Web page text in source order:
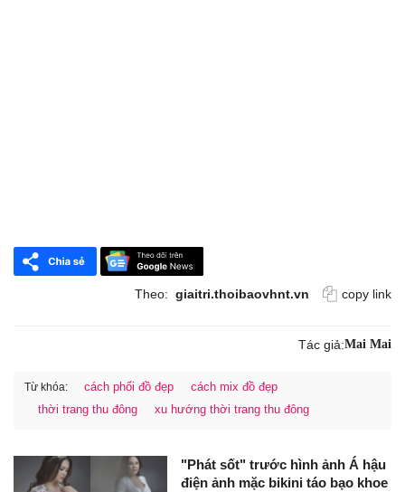
Theo: giaitri.thoibaovhnt.vn copy link
Tác giả:Mai Mai
Từ khóa: cách phối đồ đẹp
cách mix đồ đẹp
thời trang thu đông
xu hướng thời trang thu đông
"Phát sốt" trước hình ảnh Á hậu
điện ảnh mặc bikini táo bạo khoe